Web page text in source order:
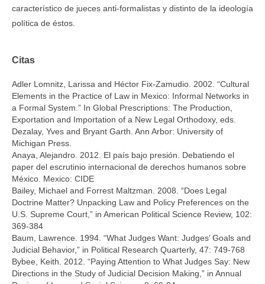
característico de jueces anti-formalistas y distinto de la ideología
política de éstos.
Citas
Adler Lomnitz, Larissa and Héctor Fix-Zamudio. 2002. “Cultural
Elements in the Practice of Law in Mexico: Informal Networks in
a Formal System.” In Global Prescriptions: The Production,
Exportation and Importation of a New Legal Orthodoxy, eds.
Dezalay, Yves and Bryant Garth. Ann Arbor: University of
Michigan Press.
Anaya, Alejandro. 2012. El país bajo presión. Debatiendo el
paper del escrutinio internacional de derechos humanos sobre
México. Mexico: CIDE
Bailey, Michael and Forrest Maltzman. 2008. “Does Legal
Doctrine Matter? Unpacking Law and Policy Preferences on the
U.S. Supreme Court,” in American Political Science Review, 102:
369-384
Baum, Lawrence. 1994. “What Judges Want: Judges’ Goals and
Judicial Behavior,” in Political Research Quarterly, 47: 749-768
Bybee, Keith. 2012. “Paying Attention to What Judges Say: New
Directions in the Study of Judicial Decision Making,” in Annual